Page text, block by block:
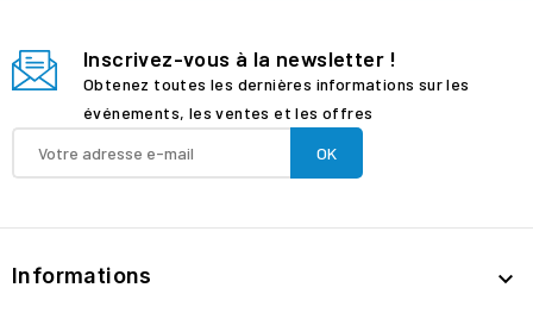
Inscrivez-vous à la newsletter !
Obtenez toutes les dernières informations sur les
événements, les ventes et les offres
Informations 